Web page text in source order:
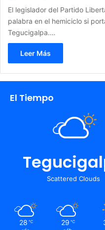
El legislador del Partido
palabra en el hemiciclo si
Tegucigalpa.…
Leer Más
El Tiempo
Scattered Clouds
28 ℃ 29 ℃